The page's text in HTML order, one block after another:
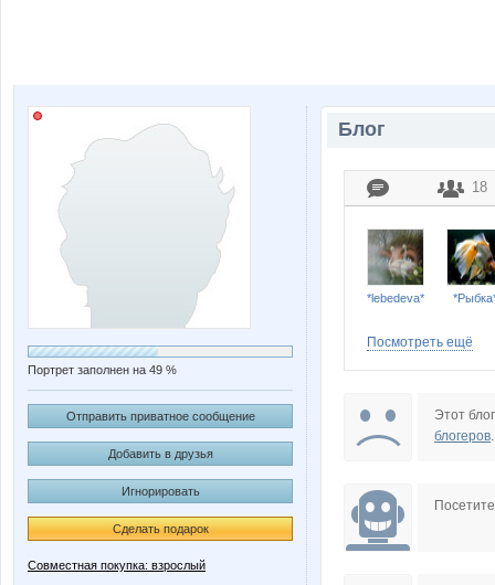
Портрет заполнен на 49 %
Отправить приватное сообщение
Добавить в друзья
Игнорировать
Сделать подарок
Совместная покупка: взрослый
Блог
18
*lebedeva*
Посмотреть ещё
Этот
блогеров.